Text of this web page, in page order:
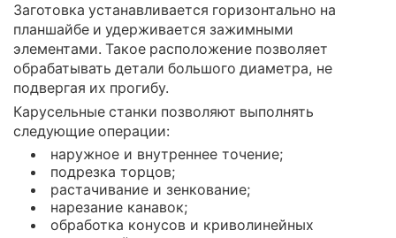
Заготовка устанавливается горизонтально на
планшайбе и удерживается зажимными
элементами. Такое расположение позволяет
обрабатывать детали большого диаметра, не
подвергая их прогибу.
Карусельные станки позволяют выполнять
следующие операции:
наружное и внутреннее точение;
подрезка торцов;
растачивание и зенкование;
нарезание канавок;
обработка конусов и криволинейных